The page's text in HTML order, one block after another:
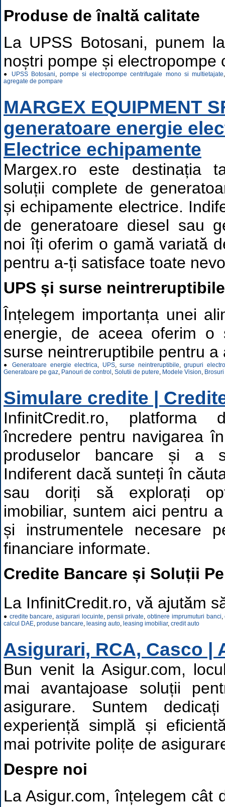
Produse de înaltă calitate
La UPSS Botosani, punem
noștri pompe și electropompe
● UPSS Botosani,pompe si electropompe centrifugale mono si multietajate
agregate de pompare
MARGEX EQUIPMENT
generatoare energie
Electrice echipamente
Margex.ro este destinația
soluții complete de
și echipamente electrice.
de generatoare diesel sau
noi îți oferim o gamă variată
pentru a-ți satisface toate
UPS și surse neintreruptibile
Înțelegem importanța unei
energie, de aceea oferim o
surse neintreruptibile pentru a
●Generatoare energie electrica, UPS,surse neintreruptibile,grupuri
Generatoare pe gaz, Panouri de control , Solutii de putere, Modele Vision,
Simulare credite |
InfinitCredit.ro, platforma
încredere pentru navigarea
produselor bancare și a
Indiferent dacă sunteți în
sau doriți să explorați
imobiliar, suntem aici pentru
și instrumentele necesare
financiare informate.
Credite Bancare și Soluții
La InfinitCredit.ro, vă ajutăm
● credite bancare, asigurari locuinte, pensii private, obtinere imprumuturi banci,
calcul DAE, produse bancare, leasing auto, leasing imobiliar, credit auto
Asigurari, RCA, Casco |
Bun venit la Asigur.com,
mai avantajoase soluții
asigurare. Suntem
experiență simplă și
mai potrivite polițe de
Despre noi
La Asigur.com, înțelegem cât